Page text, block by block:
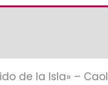
de la Isla» –